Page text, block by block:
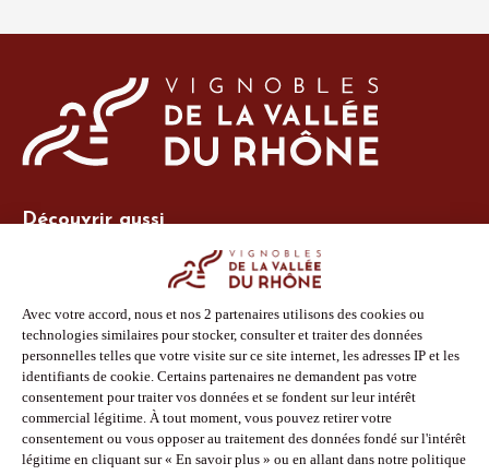
Découvrir aussi
Espace adhérent
Espace presse
Phototèque
Suivez-nous
Facebook
Instagram
Pinterest